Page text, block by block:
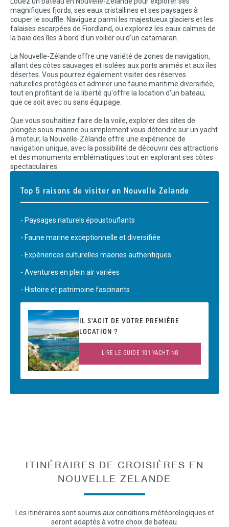
magnifiques fjords, ses eaux cristallines et ses paysages à
couper le souffle. Naviguez parmi les majestueux glaciers et les
falaises escarpées de Fiordland, ou explorez les eaux calmes de
la baie des îles à bord d'un voilier ou d'un catamaran.
La Nouvelle-Zélande offre une variété de zones de navigation,
allant des côtes sauvages et isolées aux ports animés et aux îles
désertes. Vous pourrez également visiter des réserves
naturelles protégées et admirer une faune maritime diversifiée,
tout en profitant de la liberté qu'offre la location d'un bateau,
que ce soit avec ou sans équipage.
Que vous souhaitiez faire de la voile, explorer des sites de
plongée sous-marine ou simplement vous détendre sur un yacht
à moteur, la Nouvelle-Zélande offre une expérience de
navigation unique, avec la possibilité de découvrir des attractions
et des monuments emblématiques tout en explorant ses côtes
spectaculaires.
Top 5 raisons de visiter en Nouvelle Zelande
- Paysages naturels époustouflants
- Faune marine exceptionnelle et diversifiée
- Expériences culturelles maories authentiques
- Aventures en plein air variées
- Histoire et patrimoine fascinants
IL S'AGIT DE VOTRE PREMIÈRE
LOCATION ?
LIRE LE GUIDE 101 YACHTING
ITINÉRAIRES DE CROISIÈRES EN
NOUVELLE ZELANDE
Les itinéraires sont soumis aux conditions météorologiques et
seront adaptés à votre choix de bateau.